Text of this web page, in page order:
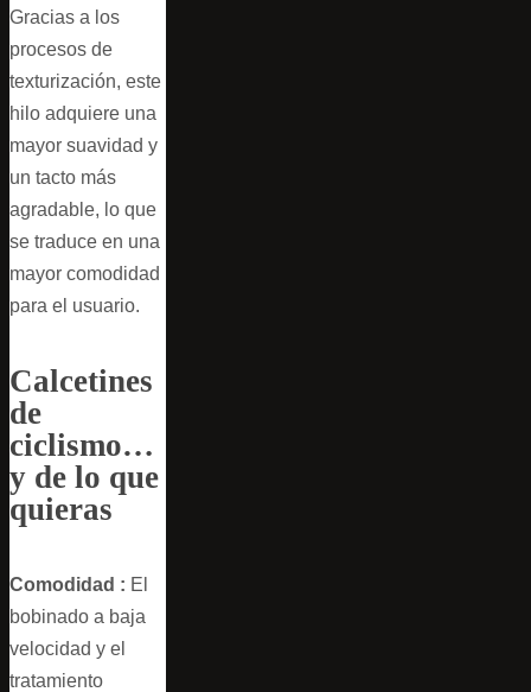
Gracias a los
procesos de
texturización, este
hilo adquiere una
mayor suavidad y
un tacto más
agradable, lo que
se traduce en una
mayor comodidad
para el usuario.
Calcetines
de
ciclismo…
y de lo que
quieras
Comodidad : El
bobinado a baja
velocidad y el
tratamiento